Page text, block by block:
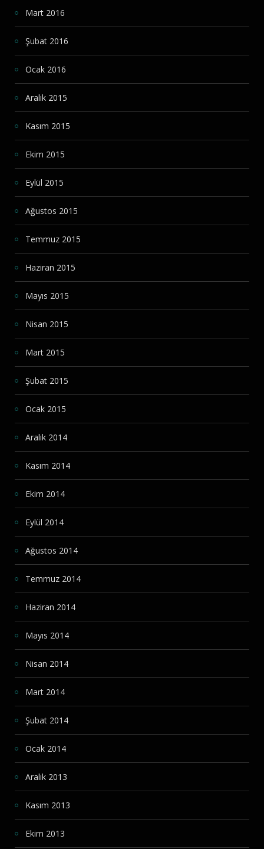
Mart 2016
Şubat 2016
Ocak 2016
Aralık 2015
Kasım 2015
Ekim 2015
Eylül 2015
Ağustos 2015
Temmuz 2015
Haziran 2015
Mayıs 2015
Nisan 2015
Mart 2015
Şubat 2015
Ocak 2015
Aralık 2014
Kasım 2014
Ekim 2014
Eylül 2014
Ağustos 2014
Temmuz 2014
Haziran 2014
Mayıs 2014
Nisan 2014
Mart 2014
Şubat 2014
Ocak 2014
Aralık 2013
Kasım 2013
Ekim 2013